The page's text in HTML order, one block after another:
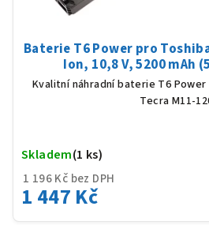
Baterie T6 Power pro
Ion, 10,8 V, 5200 mAh
Kvalitní náhradní baterie T6
Tecra M11-
1 196 Kč bez DPH
1 447 Kč
Skladem(1 ks)